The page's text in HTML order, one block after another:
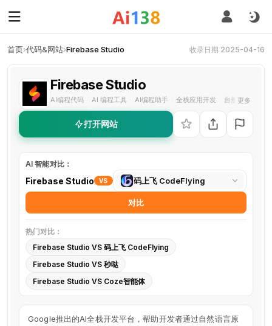
首页›代码&网站›Firebase Studio 收录日期 2025-04-16
Firebase Studio
AI编程代码 AI 编程工具 AI编程助手 全栈应用开发 自然语言编程
更多
打开网站
AI 智能对比：
Firebase Studio VS
选
择
具
码上飞 CodeFlying
对比
热门对比：
Firebase Studio VS 码上飞 CodeFlying
Firebase Studio VS 秒哒
Firebase Studio VS Coze智能体
Google推出的AI全栈开发平台，帮助开发者通过自然语言原